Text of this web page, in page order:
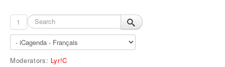
1
Moderators: Lyr!C